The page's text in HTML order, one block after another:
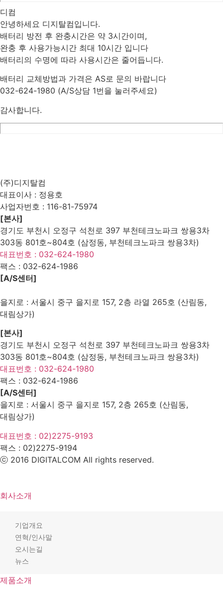
디컴
안녕하세요 디지탈컴입니다.
배터리 방전 후 완충시간은 약 3시간이며,
완충 후 사용가능시간 최대 10시간 입니다
배터리의 수명에 따라 사용시간은 줄어듭니다.
배터리 교체방법과 가격은 AS로 문의 바랍니다
032-624-1980 (A/S상담 1번을 눌러주세요)
감사합니다.
(주)디지탈컴
대표이사 : 정용호
사업자번호 : 116-81-75974
[본사]
경기도 부천시 오정구 석천로 397 부천테크노파크 쌍용3차
303동 801호~804호 (삼정동, 부천테크노파크 쌍용3차)
대표번호 : 032-624-1980
팩스 : 032-624-1986
[A/S센터]
을지로 : 서울시 중구 을지로 157, 2층 라열 265호 (산림동,
대림상가)
[본사]
경기도 부천시 오정구 석천로 397 부천테크노파크 쌍용3차
303동 801호~804호 (삼정동, 부천테크노파크 쌍용3차)
대표번호 : 032-624-1980
팩스 : 032-624-1986
[A/S센터]
을지로 : 서울시 중구 을지로 157, 2층 265호 (산림동,
대림상가)
대표번호 : 02)2275-9193
팩스 : 02)2275-9194​
ⓒ 2016 DIGITALCOM All rights reserved.
회사소개
기업개요
연혁/인사말
오시는길
뉴스
제품소개